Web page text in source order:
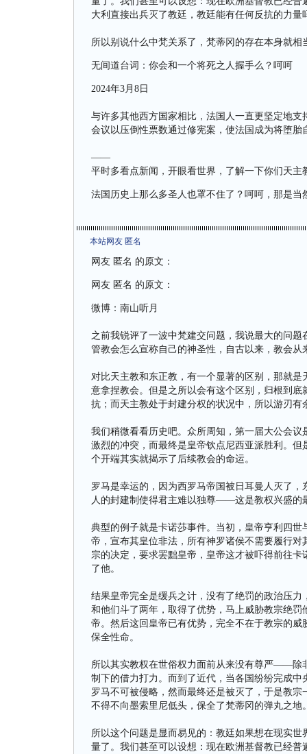
大利直接出兵灭了教廷，教廷能有任何反抗的力量
所以别说什么中梵关系了，梵蒂冈的存在本身就相
无间道台词：你会和一个将死之人握手么？呵呵
2024年3月8日
与许多其他西方国家相比，法国人一直更坚定地
会议以压倒性票数通过修宪案，使法国成为将堕胎
——
平时多看点新闻，开眼看世界，了解一下你们天主
法国历史上那么多圣人也罩不住了？呵呵，那是
本站网友 匿名
网友 匿名 的原文：
网友 匿名 的原文：
微博：南山听月
之前我锐评了一波中梵建交问题，我说最大的问
管教会怎么宣称自己的神圣性，自古以来，教会
对比天主教和东正教，有一个显著的区别，那就
意拿捏教会。但是之所以会有这个区别，归根到
抗；而天主教处于封建分权的状况中，所以游刃有
我们稍微看看历史吧。众所周知，第一届大公会
激烈的冲突，而最终是皇帝钦点尼西亚派胜利。
个开端其实就揭示了后续教会的命运。
罗马是幸运的，因为西罗马帝国被日耳曼人灭了
人的封建制使得君主难以独尊——这是教权兴盛的
典型的例子就是卡诺莎事件。当初，皇帝亨利四
帝，宣布其皇位非法，所有神罗诸侯不需要履行
宗的决定，要求罢黜皇帝，皇帝这才被吓得前往
了他。
结果皇帝完全是缓兵之计，没有了绝罚的政治压
和他们斗了两年，取得了优势，马上威胁教宗绝
帝。然后这回皇帝已有优势，完全不在于教宗的
保全性命。
所以其实教权在世俗权力面前从来没有尊严——除
制下的借力打力。而到了近代，当各国纷纷完成
罗马不可被侵略，然而最终还是被灭了，于是教
不得不向墨索里尼低头，保全了梵蒂冈的弹丸之地
所以这个问题是显而易见的：教廷如果想在现实
量了。我们甚至可以设想：现在欧洲基督教已经